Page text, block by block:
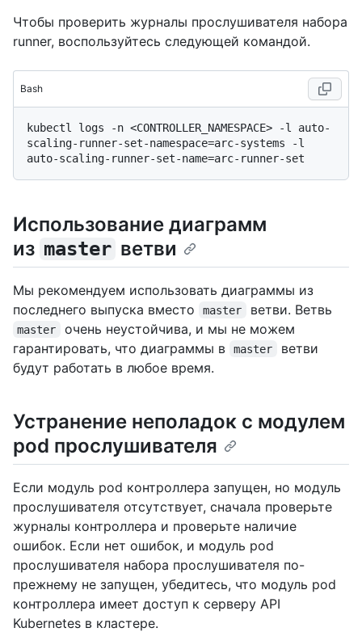
Чтобы проверить журналы прослушивателя набора
runner, воспользуйтесь следующей командой.
Bash
kubectl logs -n <CONTROLLER_NAMESPACE> -l auto-
scaling-runner-set-namespace=arc-systems -l
Использование диаграмм
из master ветви
Мы рекомендуем использовать диаграммы из
последнего выпуска вместо
master ветви. Ветвь
master
очень неустойчива, и мы не можем
гарантировать, что диаграммы в
master
ветви
будут работать в любое время.
Устранение неполадок с модулем
pod прослушивателя
Если модуль pod контроллера запущен, но модуль
прослушивателя отсутствует, сначала проверьте
журналы контроллера и проверьте наличие
ошибок. Если нет ошибок, и модуль pod
прослушивателя набора прослушивателя по-
прежнему не запущен, убедитесь, что модуль pod
контроллера имеет доступ к серверу API
Kubernetes в кластере.